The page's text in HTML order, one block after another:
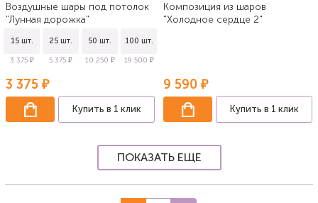
Воздушные шары под потолок
"Лунная дорожка"
15 шт.
3 375 ₽
25 шт.
5 375 ₽
50 шт.
10 250 ₽
100 шт.
19 500 ₽
3 375 ₽
Купить в 1 клик
Композиция из шаров
"Холодное сердце 2"
9 590 ₽
Купить в 1 клик
ПОКАЗАТЬ ЕЩЕ